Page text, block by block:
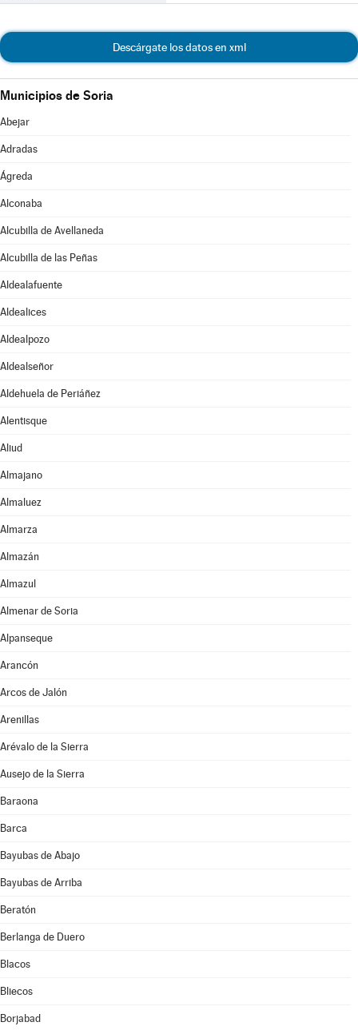
Descárgate los datos en xml
Municipios de Soria
Abejar
Adradas
Ágreda
Alconaba
Alcubilla de Avellaneda
Alcubilla de las Peñas
Aldealafuente
Aldealices
Aldealpozo
Aldealseñor
Aldehuela de Periáñez
Alentisque
Aliud
Almajano
Almaluez
Almarza
Almazán
Almazul
Almenar de Soria
Alpanseque
Arancón
Arcos de Jalón
Arenillas
Arévalo de la Sierra
Ausejo de la Sierra
Baraona
Barca
Bayubas de Abajo
Bayubas de Arriba
Beratón
Berlanga de Duero
Blacos
Bliecos
Borjabad